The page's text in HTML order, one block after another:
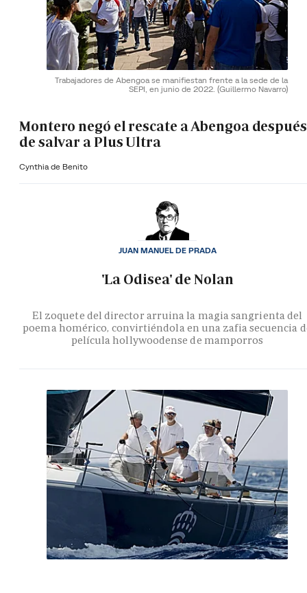
Trabajadores de Abengoa se manifiestan frente a la sede de la
SEPI, en junio de 2022. (Guillermo Navarro)
Montero negó el rescate a Abengoa después
de salvar a Plus Ultra
Cynthia de Benito
'La Odisea' de Nolan
El zoquete del director arruina la magia sangrienta del
poema homérico, convirtiéndola en una zafia secuencia
película hollywoodense de mamporros
JUAN MANUEL DE PRADA